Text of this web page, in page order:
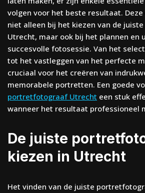
volgen voor het beste resultaat.
niet alleen bij het kiezen van de
Utrecht, maar ook bij het plannen en
succesvolle fotosessie. Van het
tot het vastleggen van het perfecte
cruciaal voor het creëren van
memorabele portretten. Een goede
portretfotograaf Utrecht een stuk
wanneer het resultaat professioneel
De juiste
kiezen in Utrecht
Het vinden van de juiste